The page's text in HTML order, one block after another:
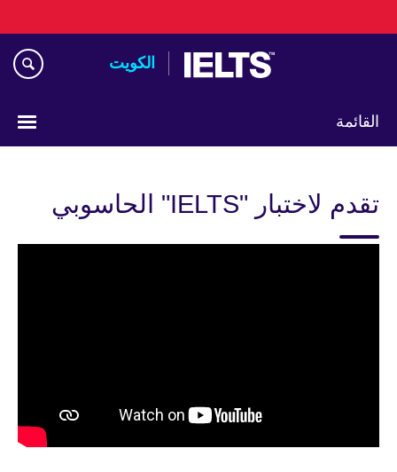
to
الكويت
القائمة
تقدم لاختبار "IELTS" الحاسوبي